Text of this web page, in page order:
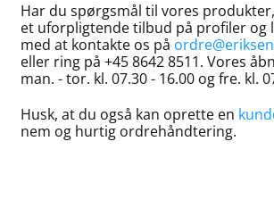
Har du spørgsmål til vores
et uforpligtende tilbud på profiler og
med at kontakte os på
eller ring på +45 8642 8511. Vores
man. - tor. kl. 07.30 - 16.00 og fre. kl.
Husk, at du også kan oprette en
nem og hurtig ordrehåndtering.